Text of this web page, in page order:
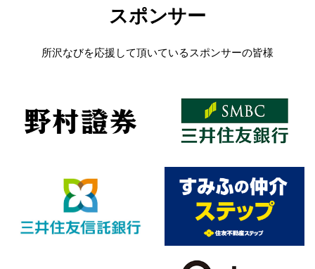
スポンサー
所沢なびを応援して頂いているスポンサーの皆様